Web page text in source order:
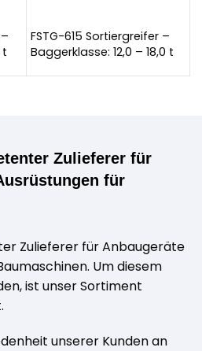
t
FSTG-615 Sortiergreifer –
Baggerklasse: 12,0 – 18,0 t
Zulieferer für
für
Zulieferer für Anbaugeräte
Um diesem
ist unser Sortiment
unserer Kunden an